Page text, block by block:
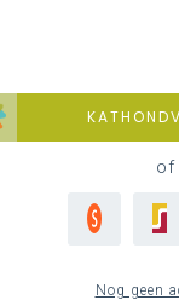
of
Nog geen